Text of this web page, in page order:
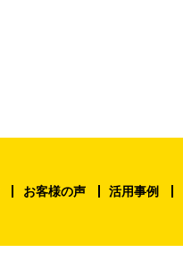
お客様の声 活用事例